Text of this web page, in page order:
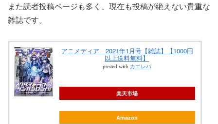
また読者投稿ページも多く、現在も投稿が絶えない貴重な
雑誌です。
アニメディア 2021年1月号【雑誌】【1000円
以上送料無料】
posted with カエレバ
楽天市場
Amazon